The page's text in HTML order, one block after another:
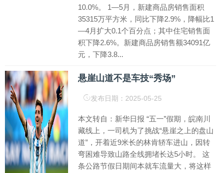
10.0%。 1—5月，新建商品房销售面积
35315万平方米，同比下降2.9%，降幅比1
—4月扩大0.1个百分点；其中住宅销售面
积下降2.6%。新建商品房销售额34091亿
元，下降3.8...
悬崖山道不是车技“秀场”
发布日期：2025-05-25
本文转自：新华日报 “五一”假期，皖南川
藏线上，一司机为了挑战“悬崖之上的盘山
道”，开着近9米长的林肯轿车进山，因转
弯困难导致山路全线拥堵长达5小时。 这
条公路节假日期间本就车流量大，将这样